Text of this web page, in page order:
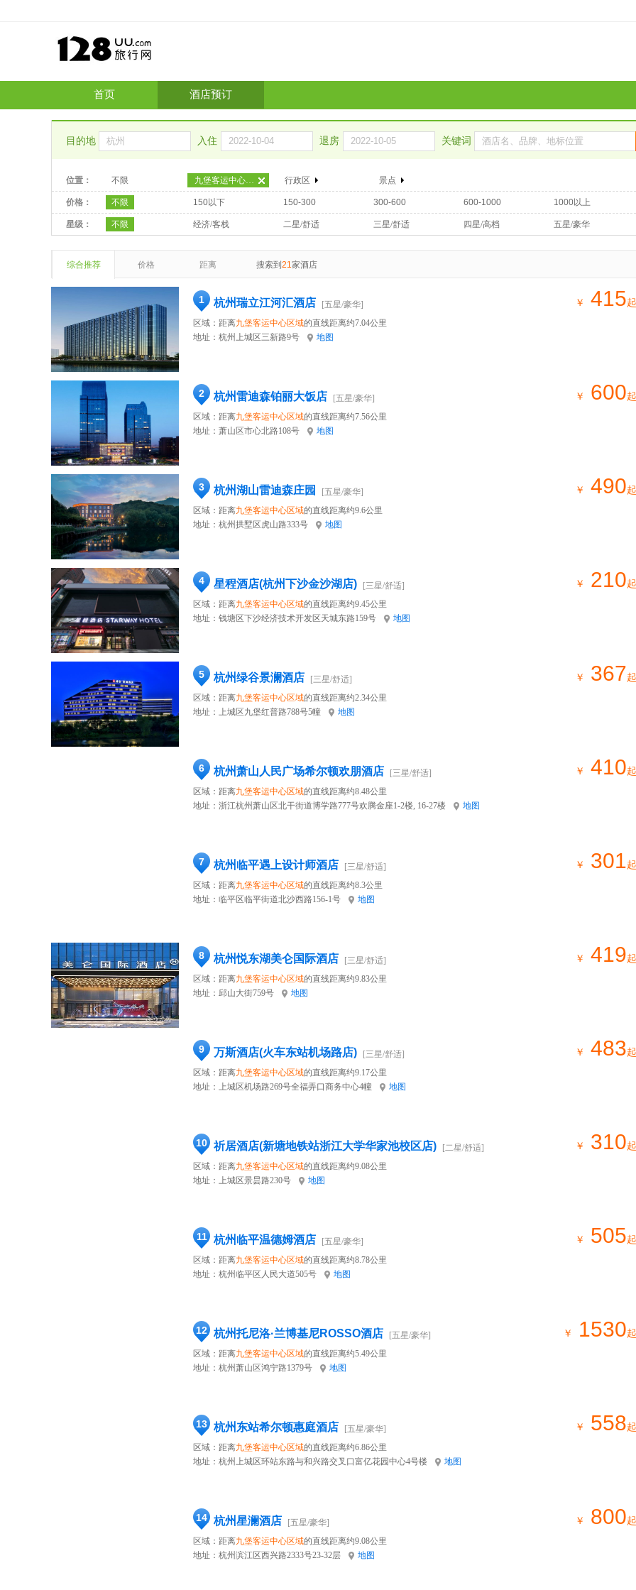
首页 酒店预订
目的地 入住 退房 关键词
位置： 不限 九堡客运中心区域 行政区 景点
价格： 不限 150以下 150-300 300-600 600-1000 1000以上
星级： 不限 经济/客栈 二星/舒适 三星/舒适 四星/高档 五星/豪华
综合推荐 价格 距离 搜索到 21家酒店
1 杭州瑞立江河汇酒店
[五星/豪华]
区域：距离九堡客运中心区域的直线距离约7.04公里
地址： 杭州上城区三新路9号 地图
￥ 415起
2 杭州雷迪森铂丽大饭店
[五星/豪华]
区域：距离九堡客运中心区域的直线距离约7.56公里
地址： 萧山区市心北路108号 地图
￥ 600起
3 杭州湖山雷迪森庄园
[五星/豪华]
区域：距离九堡客运中心区域的直线距离约9.6公里
地址： 杭州拱墅区虎山路333号 地图
￥ 490起
4 星程酒店(杭州下沙金沙湖店)
[三星/舒适]
区域：距离九堡客运中心区域的直线距离约9.45公里
地址： 钱塘区下沙经济技术开发区天城东路159号 地图
￥ 210起
5 杭州绿谷景澜酒店
[三星/舒适]
区域：距离九堡客运中心区域的直线距离约2.34公里
地址： 上城区九堡红普路788号5幢 地图
￥ 367起
6 杭州萧山人民广场希尔顿欢朋酒店
[三星/舒适]
区域：距离九堡客运中心区域的直线距离约8.48公里
地址： 浙江杭州萧山区北干街道博学路777号欢腾金座1-2楼, 16-27楼 地图
￥ 410起
7 杭州临平遇上设计师酒店
[三星/舒适]
区域：距离九堡客运中心区域的直线距离约8.3公里
地址： 临平区临平街道北沙西路156-1号 地图
￥ 301起
8 杭州悦东湖美仑国际酒店
[三星/舒适]
区域：距离九堡客运中心区域的直线距离约9.83公里
地址： 邱山大街759号 地图
￥ 419起
9 万斯酒店(火车东站机场路店)
[三星/舒适]
区域：距离九堡客运中心区域的直线距离约9.17公里
地址： 上城区机场路269号全福弄口商务中心4幢 地图
￥ 483起
10 祈居酒店(新塘地铁站浙江大学华家池校区店)
[二星/舒适]
区域：距离九堡客运中心区域的直线距离约9.08公里
地址： 上城区景昙路230号 地图
￥ 310起
11 杭州临平温德姆酒店
[五星/豪华]
区域：距离九堡客运中心区域的直线距离约8.78公里
地址： 杭州临平区人民大道505号 地图
￥ 505起
12 杭州托尼洛·兰博基尼ROSSO酒店
[五星/豪华]
区域：距离九堡客运中心区域的直线距离约5.49公里
地址： 杭州萧山区鸿宁路1379号 地图
￥ 1530起
13 杭州东站希尔顿惠庭酒店
[五星/豪华]
区域：距离九堡客运中心区域的直线距离约6.86公里
地址： 杭州上城区环站东路与和兴路交叉口富亿花园中心4号楼 地图
￥ 558起
14 杭州星澜酒店
[五星/豪华]
区域：距离九堡客运中心区域的直线距离约9.08公里
地址： 杭州滨江区西兴路2333号23-32层 地图
￥ 800起